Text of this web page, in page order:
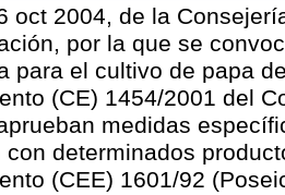
oct 2004, de la
por la que se
para el cultivo de papa
(CE) 1454/2001 del
medidas
con determinados
(CEE) 1601/92